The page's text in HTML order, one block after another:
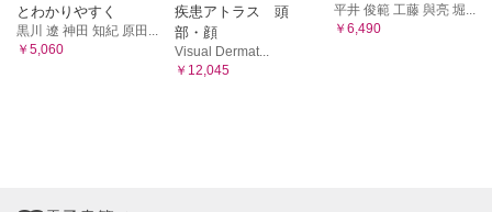
とわかりやすく
黒川 遼 神田 知紀 原田...
￥5,060
疾患アトラス 頭
部・顔
Visual Dermat...
￥12,045
平井 俊範 工藤 與亮 堀...
￥6,490